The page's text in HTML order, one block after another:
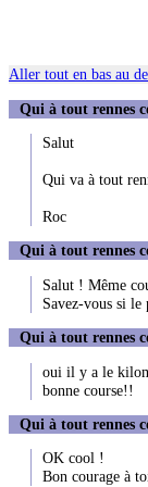
Aller tout en bas au
Qui à tout rennes
Salut
Qui va à tout
Roc
Qui à tout rennes
Salut ! Même
Savez-vous si le
Qui à tout rennes
oui il y a le
bonne course!!
Qui à tout rennes
OK cool !
Bon courage à